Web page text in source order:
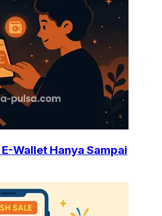
Wallet Hanya Sampai